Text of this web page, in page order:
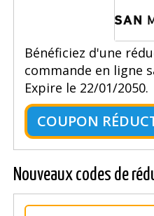
Bénéficiez d'une
commande en ligne
Expire le 22/01/2050.
COUPON
Nouveaux codes de